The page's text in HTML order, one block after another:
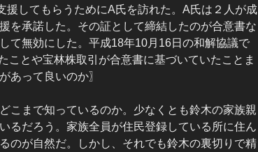
してもらうためにA氏を訪れた。A氏は２人が成
を承諾した。その証として締結したのが合意書な
て無効にした。平成18年10月16日の和解協議で
ことや宝林株取引が合意書に基づいていたことま
あって良いのか〗
こまで知っているのか。少なくとも鈴木の家族親
るだろう。家族全員が住民登録している所に住ん
のが自然だ。しかし、それでも鈴木の裏切りで精